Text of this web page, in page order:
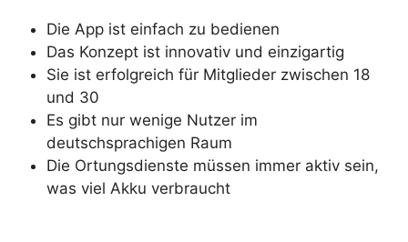
Die App ist einfach zu bedienen
Das Konzept ist innovativ und einzigartig
Sie ist erfolgreich für Mitglieder zwischen 18
und 30
Es gibt nur wenige Nutzer im
deutschsprachigen Raum
Die Ortungsdienste müssen immer aktiv sein,
was viel Akku verbraucht